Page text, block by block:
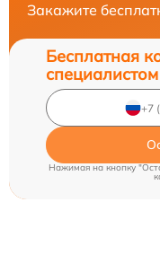
Закажите
Бесплатная
специалистом
Нажимая на кнопку